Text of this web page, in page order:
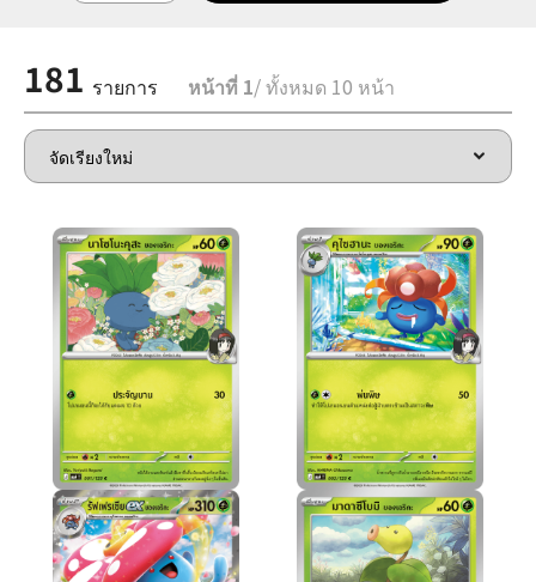
181 รายการ หน้าที่ 1/ ทั้งหมด 10 หน้า